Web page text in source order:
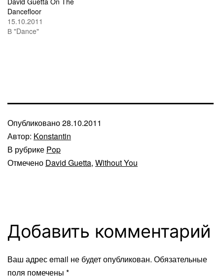
Dancefloor
15.10.2011
В "Dance"
Опубликовано28.10.2011
Автор: Konstantin
В рубрике Pop
Отмечено David Guetta, Without You
Добавить комментарий
Ваш адрес email не будет опубликован. Обязательные
поля помечены *